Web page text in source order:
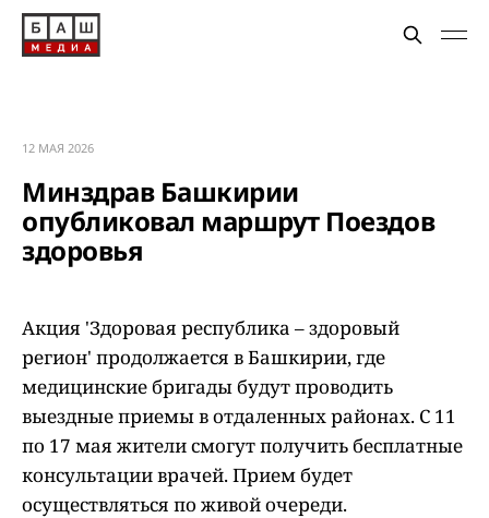
12 МАЯ 2026
Минздрав Башкирии
опубликовал маршрут Поездов
здоровья
Акция 'Здоровая республика – здоровый
регион' продолжается в Башкирии, где
медицинские бригады будут проводить
выездные приемы в отдаленных районах. С 11
по 17 мая жители смогут получить бесплатные
консультации врачей. Прием будет
осуществляться по живой очереди.